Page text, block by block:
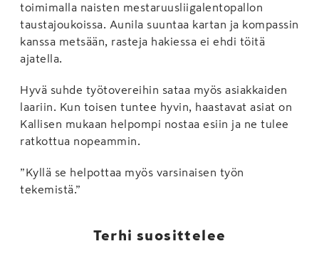
toimimalla naisten mestaruusliigalentopallon
taustajoukoissa. Aunila suuntaa kartan ja kompassin
kanssa metsään, rasteja hakiessa ei ehdi töitä
ajatella.
Hyvä suhde työtovereihin sataa myös asiakkaiden
laariin. Kun toisen tuntee hyvin, haastavat asiat on
Kallisen mukaan helpompi nostaa esiin ja ne tulee
ratkottua nopeammin.
”Kyllä se helpottaa myös varsinaisen työn
tekemistä.”
Terhi suosittelee